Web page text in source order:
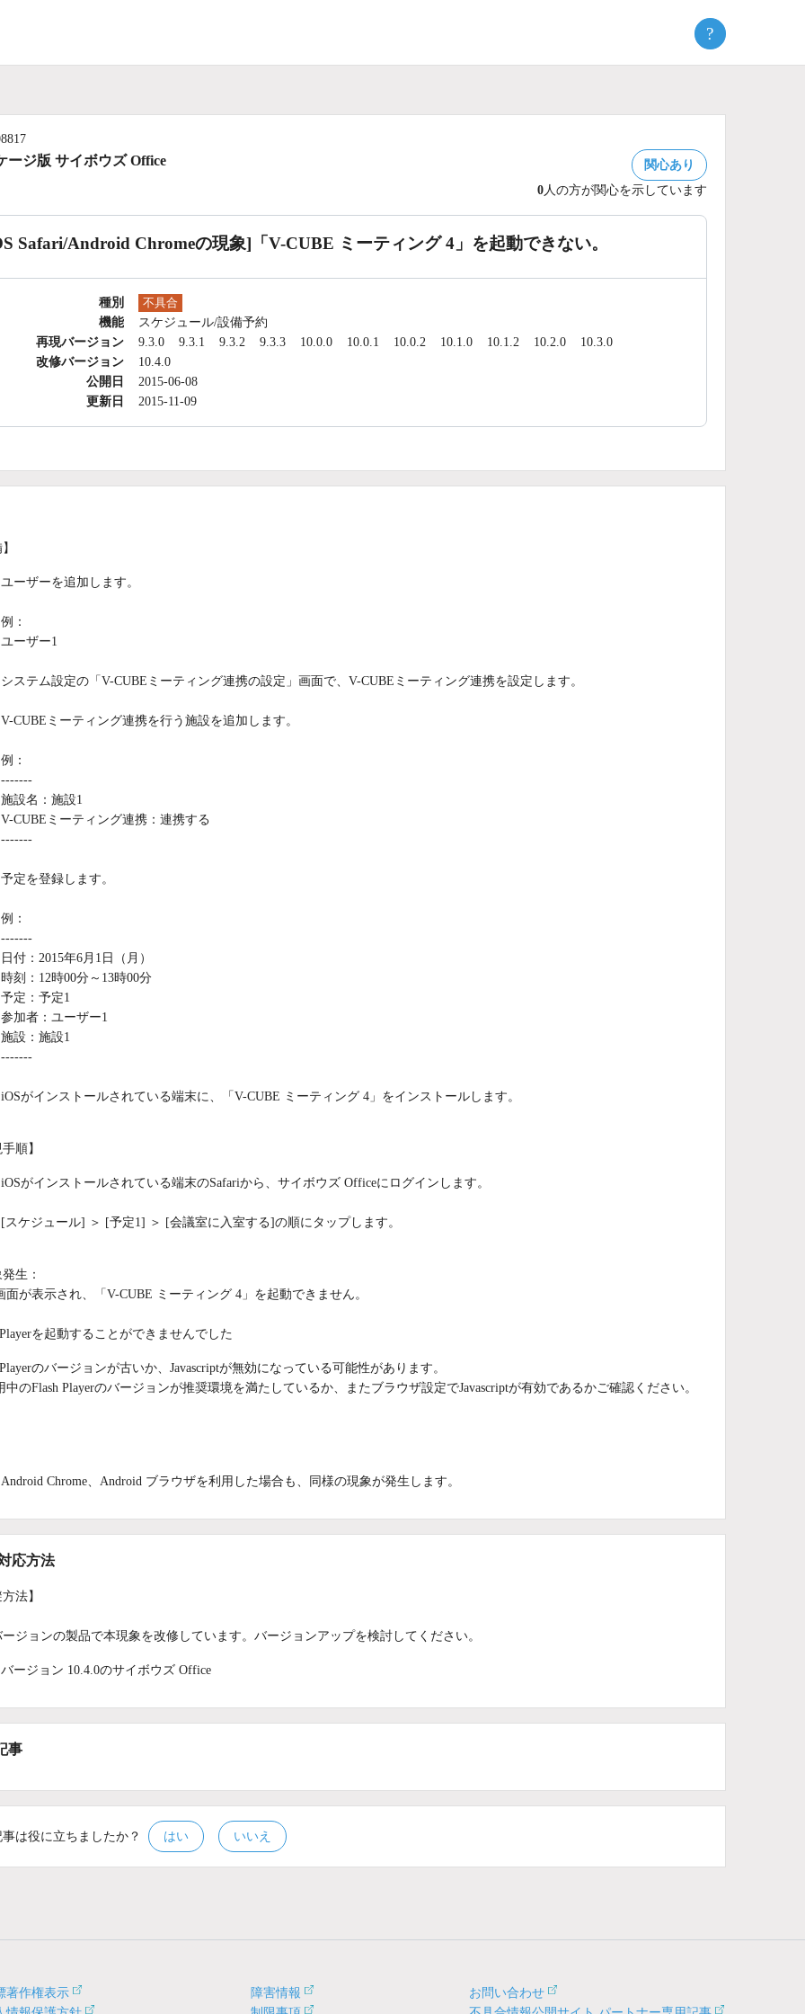
?
ージ版 サイボウズ Office
関心あり
0人の方が関心を示しています
Safari/Android Chromeの現象]「V-CUBE ミーティング 4」を起動できない。
種別 不具合
機能
スケジュール/設備予約
再現バージョン
9.3.0 9.3.1 9.3.2 9.3.3 10.0.0 10.0.1 10.0.2 10.1.0 10.1.2 10.2.0
10.3.0
改修バージョン
10.4.0
公開日
2015-06-08
更新日
2015-11-09
ユーザーを追加します。
例：
ユーザー1
システム設定の「V-CUBEミーティング連携の設定」画面で、V-CUBEミーティング連携を設定します。
V-CUBEミーティング連携を行う施設を追加します。
例：
-------
施設名：施設1
V-CUBEミーティング連携：連携する
-------
予定を登録します。
例：
-------
日付：2015年6月1日（月）
時刻：12時00分～13時00分
予定：予定1
参加者：ユーザー1
施設：施設1
-------
iOSがインストールされている端末に、「V-CUBE ミーティング 4」をインストールします。
順】
iOSがインストールされている端末のSafariから、サイボウズ Officeにログインします。
[スケジュール] ＞ [予定1] ＞ [会議室に入室する]の順にタップします。
生：
が表示され、「V-CUBE ミーティング 4」を起動できません。
を起動することができませんでした
のバージョンが古いか、Javascriptが無効になっている可能性があります。
のFlash Playerのバージョンが推奨環境を満たしているか、またブラウザ設定でJavascriptが有効であるかご確認ください。
Android Chrome、Android ブラウザを利用した場合も、同様の現象が発生します。
応方法
法】
ジョンの製品で本現象を改修しています。バージョンアップを検討してください。
バージョン 10.4.0のサイボウズ Office
事
は役に立ちましたか？ はい いいえ
著作権表示
障害情報
お問い合わせ